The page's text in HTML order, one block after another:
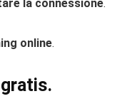
la connessione.
online.